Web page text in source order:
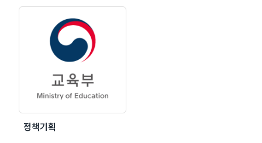
정책기획